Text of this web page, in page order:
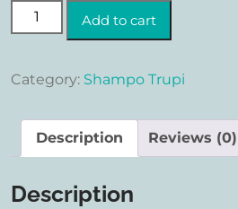
Olio di Argan quantity
Add to cart
Category: Shampo Trupi
Description Reviews (0)
Description